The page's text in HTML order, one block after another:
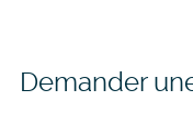
Demander